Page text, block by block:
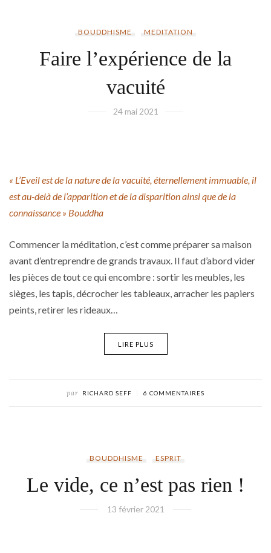
BOUDDHISME MEDITATION
Faire l’expérience de la
vacuité
24 mai 2021
« L’Eveil est de la nature de la vacuité, éternellement immuable, il
est au-delà de l’apparition et de la disparition ainsi que de la
connaissance » Bouddha
Commencer la méditation, c’est comme préparer sa maison
avant d’entreprendre de grands travaux. Il faut d’abord vider
les pièces de tout ce qui encombre : sortir les meubles, les
sièges, les tapis, décrocher les tableaux, arracher les papiers
peints, retirer les rideaux…
LIRE PLUS
par RICHARD SEFF 6 COMMENTAIRES
BOUDDHISME ESPRIT
Le vide, ce n’est pas rien !
13 février 2021